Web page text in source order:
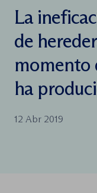
La
de
momento
ha
12 Abr 2019